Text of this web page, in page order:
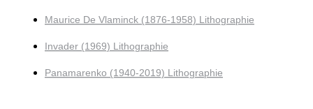
Maurice De Vlaminck (1876-1958) Lithographie
Invader (1969) Lithographie
Panamarenko (1940-2019) Lithographie